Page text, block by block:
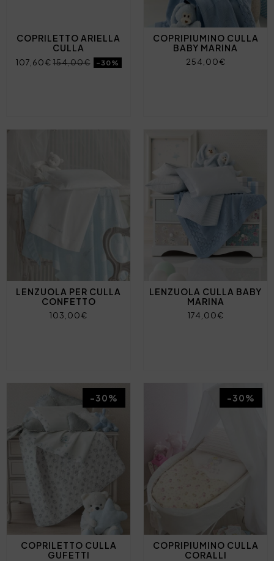
COPRILETTO ARIELLA
CULLA
107,60€154,00€ -30%
COPRIPIUMINO CULLA
BABY MARINA
254,00€
LENZUOLA PER CULLA
CONFETTO
103,00€
LENZUOLA CULLA BABY
MARINA
174,00€
COPRILETTO CULLA
GUFETTI
-30%
COPRIPIUMINO CULLA
CORALLI
-30%